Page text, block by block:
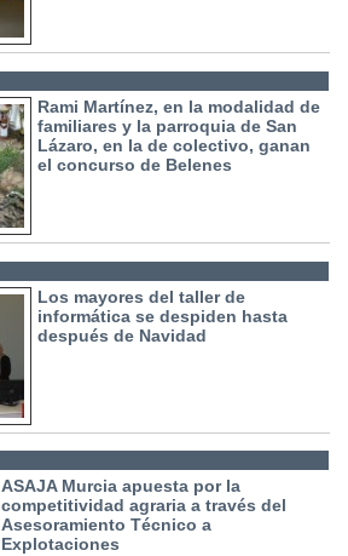
Rami Martínez, en la modalidad de
familiares y la parroquia de San
Lázaro, en la de colectivo, ganan
el concurso de Belenes
Los mayores del taller de
informática se despiden hasta
después de Navidad
ASAJA Murcia apuesta por la
competitividad agraria a través del
Asesoramiento Técnico a
Explotaciones